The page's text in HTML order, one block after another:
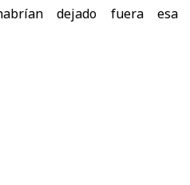
dejado fuera esa